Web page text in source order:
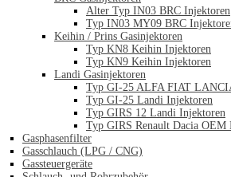
Alter Typ IN03 BRC Injektoren
Typ IN03 MY09 BRC
Keihin / Prins Gasinjektoren
Typ KN8 Keihin Injektoren
Typ KN9 Keihin Injektoren
Landi Gasinjektoren
Typ GI-25 ALFA FIAT
Typ GI-25 Landi Injektoren
Typ GIRS 12 Landi Injektoren
Typ GIRS Renault Dacia
Gasphasenfilter
Gasschlauch (LPG / CNG)
Gassteuergeräte